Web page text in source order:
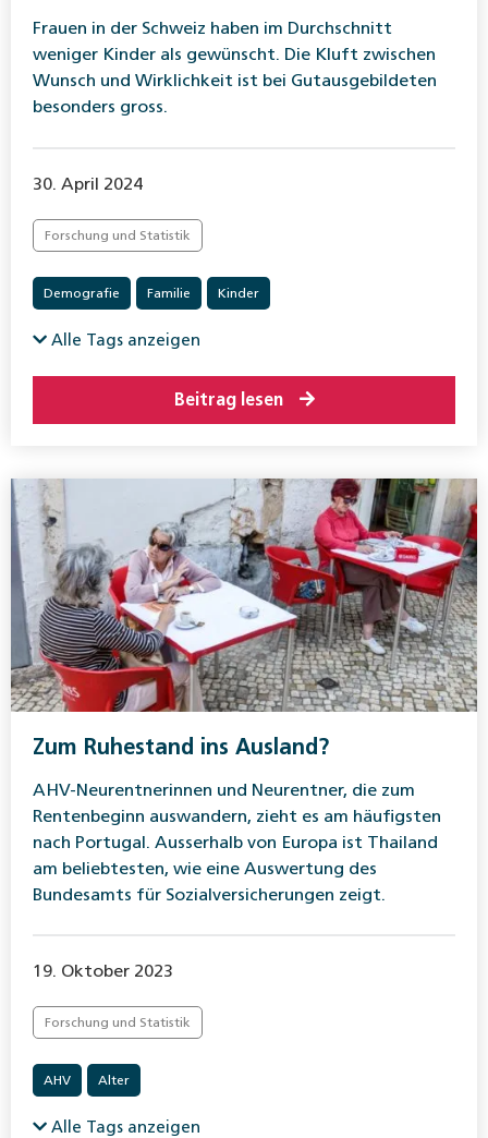
Frauen in der Schweiz haben im Durchschnitt
weniger Kinder als gewünscht. Die Kluft zwischen
Wunsch und Wirklichkeit ist bei Gutausgebildeten
besonders gross.
30. April 2024
Forschung und Statistik
Demografie Familie Kinder
Alle Tags anzeigen
Beitrag lesen
Zum Ruhestand ins Ausland?
AHV-Neurentnerinnen und Neurentner, die zum
Rentenbeginn auswandern, zieht es am häufigsten
nach Portugal. Ausserhalb von Europa ist Thailand
am beliebtesten, wie eine Auswertung des
Bundesamts für Sozialversicherungen zeigt.
19. Oktober 2023
Forschung und Statistik
AHV Alter
Alle Tags anzeigen